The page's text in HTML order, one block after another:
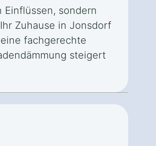
sondern
Zuhause in Jonsdorf
fachgerechte
steigert